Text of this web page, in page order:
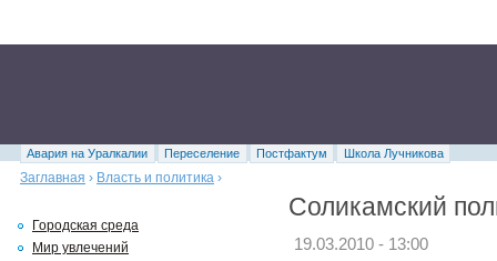
Авария на Уралкалии Переселение Постфактум
Школа Лучникова
Заглавная › Власть и политика ›
Соликамский
19.03.2010 - 13:00
Городская среда
Мир увлечений